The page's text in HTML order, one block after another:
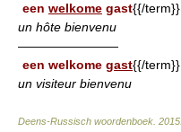
een welkome gast{{/term}}
un hôte bienvenu
————————
een welkome gast{{/term}}
un visiteur bienvenu
Deens-Russisch woordenboek 2015